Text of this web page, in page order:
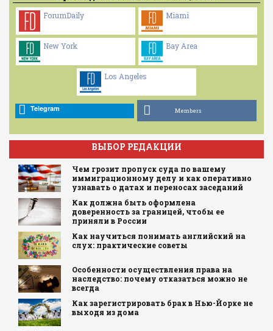
ForumDaily Miami
New York Bay Area
Los Angeles
Telegram Members
ВЫБОР РЕДАКЦИИ
Чем грозит пропуск суда по вашему
иммиграционному делу и как оперативно
узнавать о датах и переносах заседаний
Как должна быть оформлена
доверенность за границей, чтобы ее
приняли в России
Как научиться понимать английский на
слух: практические советы
Особенности осуществления права на
наследство: почему отказаться можно не
всегда
Как зарегистрировать брак в Нью-Йорке не
выходя из дома